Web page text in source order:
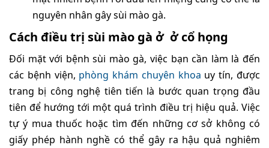
nguyên nhân gây sùi mào gà.
Cách điều trị sùi mào gà ở ở cổ họng
Đối mặt với bệnh sùi mào gà, việc bạn cần làm là đến
các bệnh viện, phòng khám chuyên khoa uy tín, được
trang bị công nghệ tiên tiến là bước quan trọng đầu
tiên để hướng tới một quá trình điều trị hiệu quả. Việc
tự ý mua thuốc hoặc tìm đến những cơ sở không có
giấy phép hành nghề có thể gây ra hậu quả nghiêm